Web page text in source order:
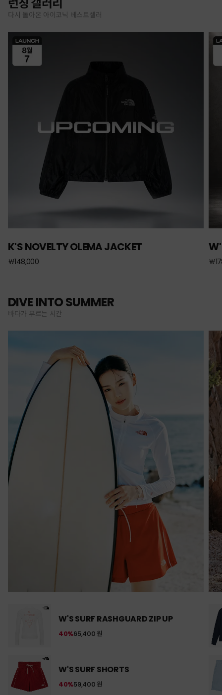
런칭 갤러리
다시 돌아온 아이코닉 베스트셀러
K'S NOVELTY OLEMA JACKET
￦148,000
W'
￦
DIVE INTO SUMMER
바다가 부르는 시간
W'S SURF RASHGUARD ZIP UP
65,400 원
40%
W'S SURF SHORTS
59,400 원
40%